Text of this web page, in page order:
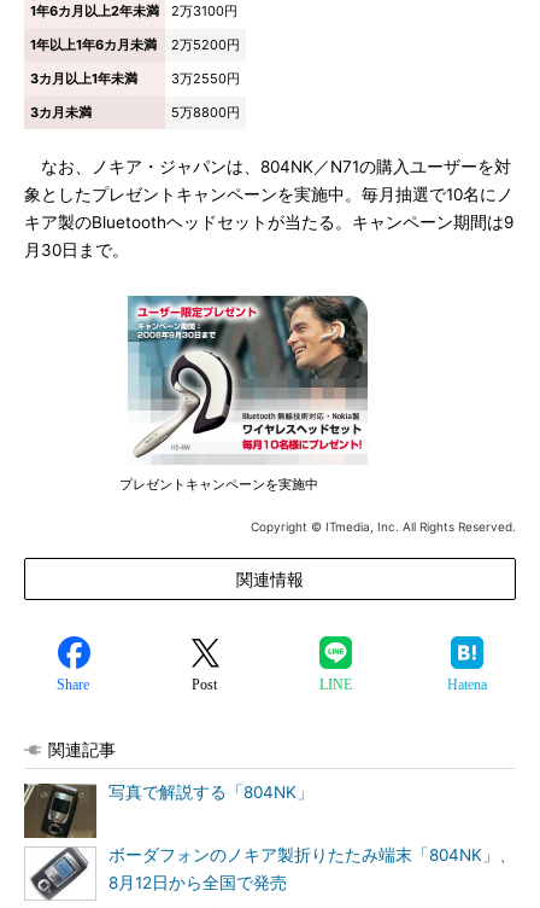
1年6カ月以上2年未満
2万3100円
1年以上1年6カ月未満
2万5200円
3カ月以上1年未満
3万2550円
3カ月未満
5万8800円
なお、ノキア・ジャパンは、804NK／N71の購入ユーザーを対
象としたプレゼントキャンペーンを実施中。毎月抽選で10名にノ
キア製のBluetoothヘッドセットが当たる。キャンペーン期間は9
月30日まで。
プレゼントキャンペーンを実施中
Copyright © ITmedia, Inc. All Rights Reserved.
関連情報
Share Post LINE Hatena
関連記事
写真で解説する「804NK」
ボーダフォンのノキア製折りたたみ端末「804NK」、
8月12日から全国で発売